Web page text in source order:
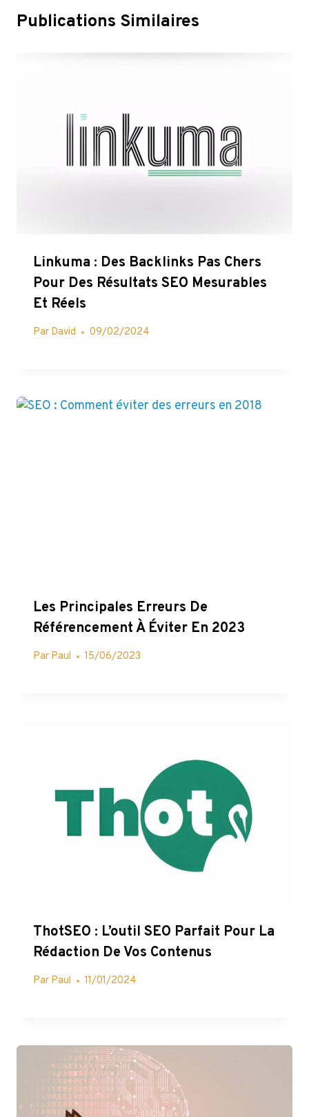
Publications Similaires
Linkuma : Des Backlinks Pas Chers
Pour Des Résultats SEO Mesurables
Et Réels
Par David 09/02/2024
Les Principales Erreurs De
Référencement À Éviter En 2023
Par Paul 15/06/2023
ThotSEO : L’outil SEO Parfait Pour La
Rédaction De Vos Contenus
Par Paul 11/01/2024